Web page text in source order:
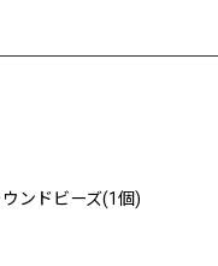
ンドビーズ(1個)